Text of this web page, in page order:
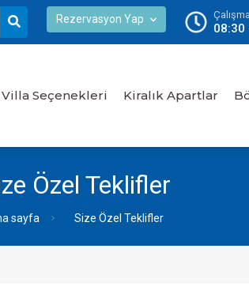
Rezervasyon Yap
08:30
Villa Seçenekleri Kiralık Apartlar
Özel Teklifler
sayfa Size Özel Teklifler